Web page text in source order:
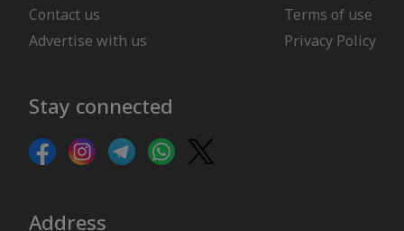
Contact us
Advertise with us
Terms of use
Privacy Policy
Stay connected
Address